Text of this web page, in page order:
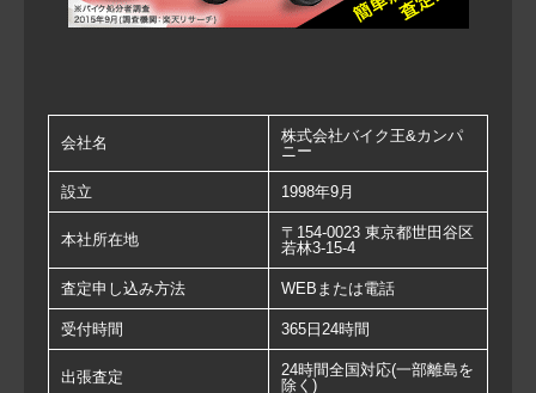
会社名
株式会社バイク王&カンパ
ニー
設立 1998年9月
本社所在地
〒154-0023 東京都世田谷区
若林3-15-4
査定申し込み方法 WEBまたは電話
受付時間 365日24時間
出張査定
24時間全国対応(一部離島を
除く)